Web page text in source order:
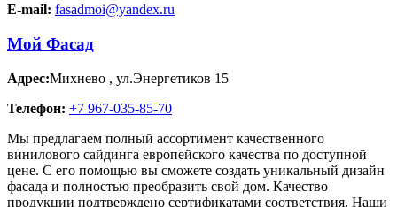
E-mail: fasadmoi@yandex.ru
Мой Фасад
Адрес:Михнево , ул.Энергетиков 15
Телефон: +7 967-035-85-70
Мы предлагаем полный ассортимент качественного
винилового сайдинга европейского качества по доступной
цене. С его помощью вы сможете создать уникальный дизайн
фасада и полностью преобразить свой дом. Качество
продукции подтверждено сертификатами соответствия. Наши